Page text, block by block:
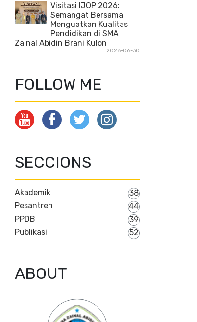
Visitasi IJOP 2026:
Semangat Bersama
Menguatkan Kualitas
Pendidikan di SMA
Zainal Abidin Brani Kulon
2026-06-30
FOLLOW ME
SECCIONS
Akademik
38
Pesantren
44
PPDB
39
Publikasi
52
ABOUT